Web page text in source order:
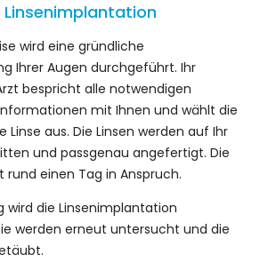
wird eine gründliche
Ihrer Augen durchgeführt. Ihr
bespricht alle notwendigen
mit Ihnen und wählt die
Linse aus. Die Linsen werden auf Ihr
und passgenau angefertigt. Die
rund einen Tag in Anspruch.
wird die Linsenimplantation
werden erneut untersucht und die